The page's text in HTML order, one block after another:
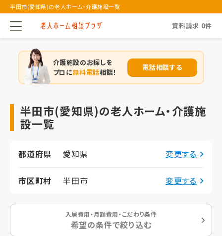
半田市(愛知県)の老人ホーム・介護施設一覧
資料請求 0件
介護施設のお探しを
プロに無料電話相談！
電話相談する
半田市(愛知県)の老人ホーム・介護施
設一覧
都道府県 愛知県 変更する
市区町村 半田市 変更する
入居費用・月額費用・こだわり条件
希望の条件で絞り込む